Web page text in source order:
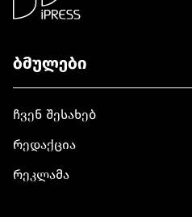
ბმულები
ჩვენ შესახებ
რედაქცია
რეკლამა